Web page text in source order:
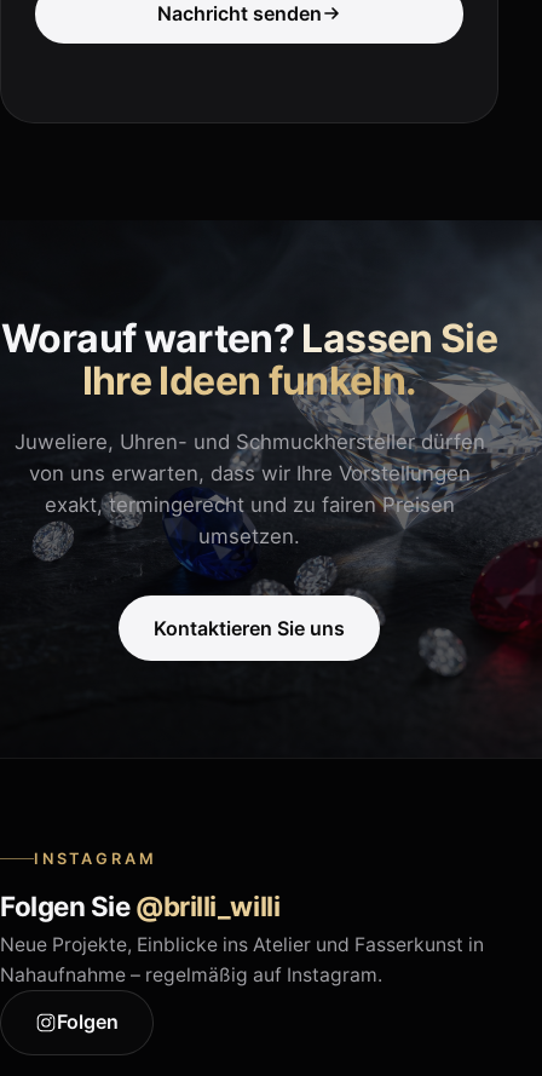
Nachricht senden
Worauf warten? Lassen Sie
Ihre Ideen funkeln.
Juweliere, Uhren- und Schmuckhersteller dürfen
von uns erwarten, dass wir Ihre Vorstellungen
exakt, termingerecht und zu fairen Preisen
umsetzen.
Kontaktieren Sie uns
INSTAGRAM
Folgen Sie@brilli_willi
Neue Projekte, Einblicke ins Atelier und Fasserkunst in
Nahaufnahme – regelmäßig auf Instagram.
Folgen